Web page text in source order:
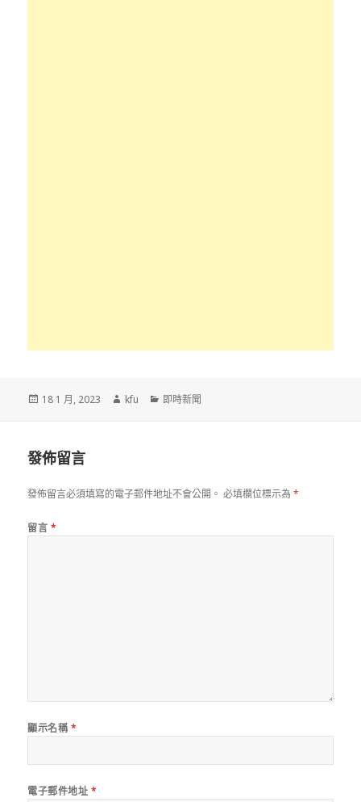
發
18 1 月, 2023
作
kfu
分
即時新聞
發佈留言
發佈留言必須填寫的電子郵件地址不會公開。 必填欄位標示為*
留言 *
顯示名稱 *
電子郵件地址 *